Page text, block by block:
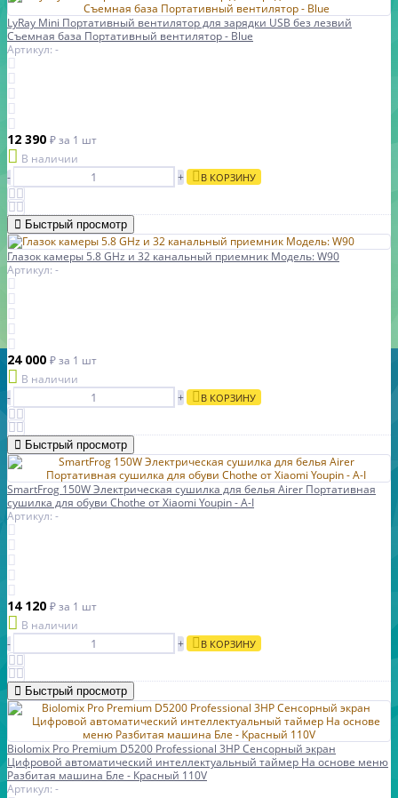
LyRay Mini Портативный вентилятор для зарядки USB без лезвий
Съемная база Портативный вентилятор - Blue
Артикул: -
12 390 ₽за 1 шт
В наличии
-
+ В КОРЗИНУ
Быстрый просмотр
Глазок камеры 5.8 GHz и 32 канальный приемник Модель: W90
Артикул: -
24 000 ₽за 1 шт
В наличии
-
+ В КОРЗИНУ
Быстрый просмотр
SmartFrog 150W Электрическая сушилка для белья Airer Портативная
сушилка для обуви Chothe от Xiaomi Youpin - A-I
Артикул: -
14 120 ₽за 1 шт
В наличии
-
+ В КОРЗИНУ
Быстрый просмотр
Biolomix Pro Premium D5200 Professional 3HP Сенсорный экран
Цифровой автоматический интеллектуальный таймер На основе меню
Разбитая машина Бле - Красный 110V
Артикул: -